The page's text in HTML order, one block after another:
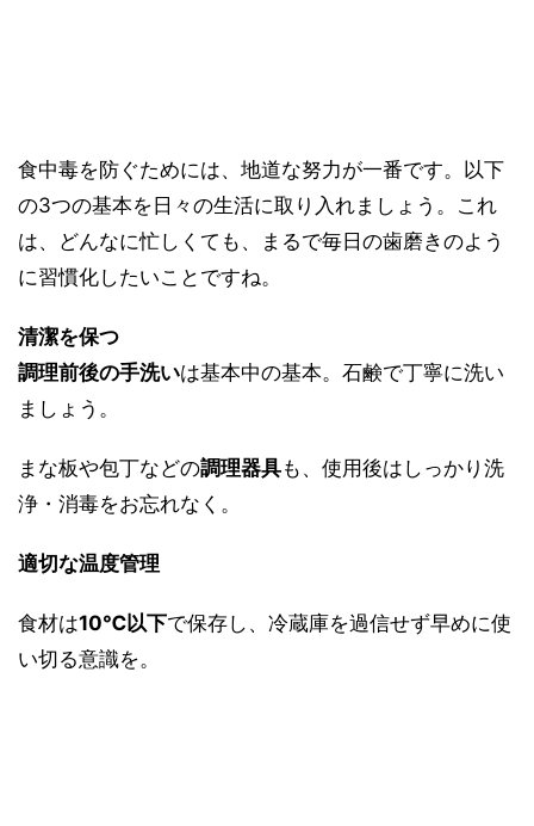
食中毒を防ぐためには、地道な努力が一番です。以下
の3つの基本を日々の生活に取り入れましょう。これ
は、どんなに忙しくても、まるで毎日の歯磨きのよう
に習慣化したいことですね。
清潔を保つ
調理前後の手洗いは基本中の基本。石鹸で丁寧に洗い
ましょう。
まな板や包丁などの調理器具も、使用後はしっかり洗
浄・消毒をお忘れなく。
適切な温度管理
食材は10℃以下で保存し、冷蔵庫を過信せず早めに使
い切る意識を。